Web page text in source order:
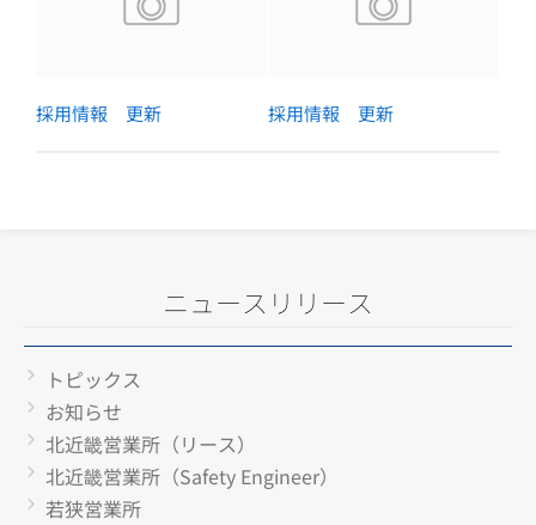
採用情報 更新 採用情報 更新
ニュースリリース
トピックス
お知らせ
北近畿営業所（リース）
北近畿営業所（Safety Engineer）
若狭営業所